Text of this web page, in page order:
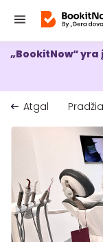
„BookitNow“
Atgal
Pradžia